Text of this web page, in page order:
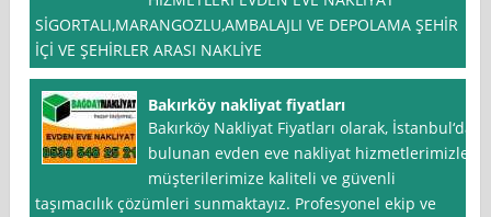
SİGORTALI,MARANGOZLU,AMBALAJLI VE DEPOLAMA ŞEHİR
İÇİ VE ŞEHİRLER ARASI NAKLİYE
Bakırköy nakliyat fiyatları
Bakırköy Nakliyat Fiyatları olarak, İstanbul‘da
bulunan evden eve nakliyat hizmetlerimizle
müşterilerimize kaliteli ve güvenli
taşımacılık çözümleri sunmaktayız. Profesyonel ekip ve